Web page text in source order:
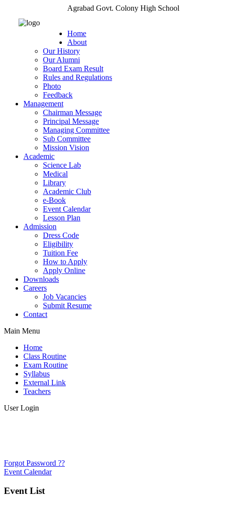
Agrabad Govt. Colony High School
Home
About
Our History
Our Alumni
Board Exam Result
Rules and Regulations
Photo
Feedback
Management
Chairman Message
Principal Message
Managing Committee
Sub Committee
Mission Vision
Academic
Science Lab
Medical
Library
Academic Club
e-Book
Event Calendar
Lesson Plan
Admission
Dress Code
Eligibility
Tuition Fee
How to Apply
Apply Online
Downloads
Careers
Job Vacancies
Submit Resume
Contact
Main Menu
Home
Class Routine
Exam Routine
Syllabus
External Link
Teachers
User Login
Forgot Password ??
Event Calendar
Event List